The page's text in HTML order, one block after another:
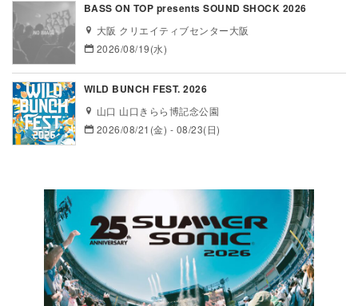
BASS ON TOP presents SOUND SHOCK 2026
大阪 クリエイティブセンター大阪
2026/08/19(水)
WILD BUNCH FEST. 2026
山口 山口きらら博記念公園
2026/08/21(金) - 08/23(日)